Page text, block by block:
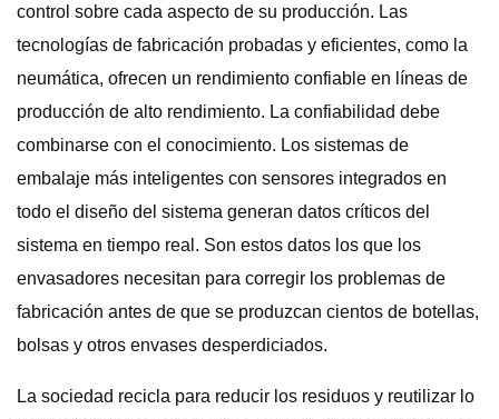
control sobre cada aspecto de su producción. Las
tecnologías de fabricación probadas y eficientes, como la
neumática, ofrecen un rendimiento confiable en líneas de
producción de alto rendimiento. La confiabilidad debe
combinarse con el conocimiento. Los sistemas de
embalaje más inteligentes con sensores integrados en
todo el diseño del sistema generan datos críticos del
sistema en tiempo real. Son estos datos los que los
envasadores necesitan para corregir los problemas de
fabricación antes de que se produzcan cientos de botellas,
bolsas y otros envases desperdiciados.
La sociedad recicla para reducir los residuos y reutilizar lo